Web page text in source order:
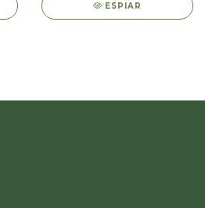
ESPIAR